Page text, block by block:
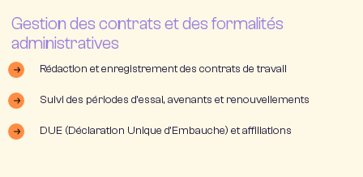
Gestion des contrats et des formalités
administratives
Rédaction et enregistrement des contrats de travail
Suivi des périodes d’essai, avenants et renouvellements
DUE (Déclaration Unique d’Embauche) et affiliations